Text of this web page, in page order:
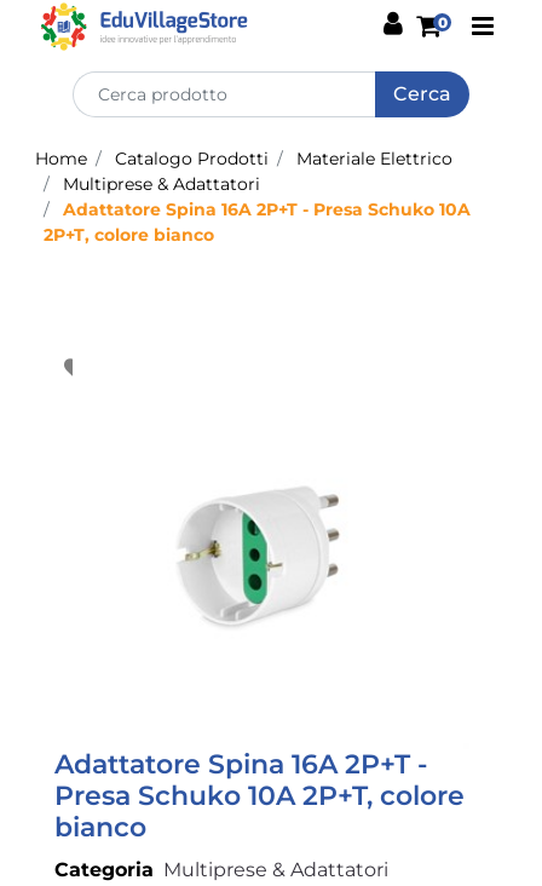
0
Home Catalogo Prodotti
Materiale Elettrico
Multiprese & Adattatori
Adattatore Spina 16A 2P+T - Presa Schuko 10A
2P+T, colore bianco
Adattatore Spina 16A 2P+T -
Presa Schuko 10A 2P+T, colore
bianco
Categoria Multiprese & Adattatori